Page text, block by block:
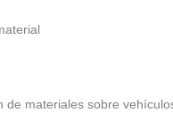
materiales sobre